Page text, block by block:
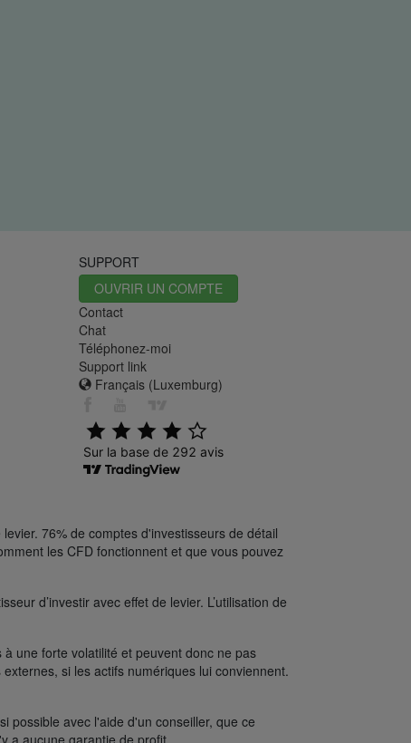
SUPPORT
OUVRIR UN COMPTE
Contact
Chat
Téléphonez-moi
Support link
Français (Luxemburg)
76% de comptes d'investisseurs de détail
les CFD fonctionnent et que vous pouvez
d’investir avec effet de levier. L’utilisation de
une forte volatilité et peuvent donc ne pas
si les actifs numériques lui conviennent.
possible avec l'aide d'un conseiller, que ce
a aucune garantie de profit.